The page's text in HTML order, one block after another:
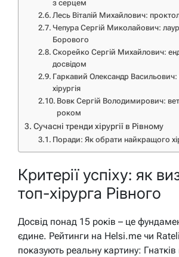
з серцем
Лесь Віталій Михайлович:
Чепура Сергій Миколайович:
Борового
Скорейко Сергій Михайлович:
досвідом
Гаркавий Олександр Васильович:
хірургія
Вовк Сергій Володимирович:
роком
Сучасні тренди хірургії в Рівному
Поради: Як обрати найкращого
Критерії успіху: як
топ-хірурга Рівного
Досвід понад 15 років – це
єдине. Рейтинги на Helsi.me чи
показують реальну картину: